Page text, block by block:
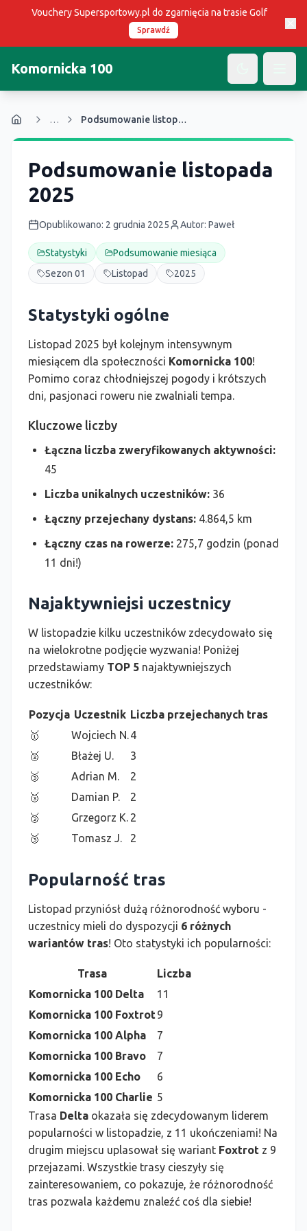
Vouchery Supersportowy.pl do zgarnięcia na trasie Golf
Sprawdź
Komornicka 100
… Podsumowanie listopada 2025
Podsumowanie listopada
2025
Opublikowano: 2 grudnia 2025 Autor: Paweł
Statystyki
Podsumowanie miesiąca
Sezon 01
Listopad 2025
Statystyki ogólne
Listopad 2025 był kolejnym intensywnym
miesiącem dla społeczności Komornicka 100!
Pomimo coraz chłodniejszej pogody i krótszych
dni, pasjonaci roweru nie zwalniali tempa.
Kluczowe liczby
Łączna liczba zweryfikowanych aktywności:
45
Liczba unikalnych uczestników: 36
Łączny przejechany dystans: 4.864,5 km
Łączny czas na rowerze: 275,7 godzin (ponad
11 dni!)
Najaktywniejsi uczestnicy
W listopadzie kilku uczestników zdecydowało się
na wielokrotne podjęcie wyzwania! Poniżej
przedstawiamy TOP 5 najaktywniejszych
uczestników:
Pozycja Uczestnik Liczba przejechanych tras
🥇
Wojciech N.4
🥈
Błażej U.
3
🥉
Adrian M.
2
🥉
Damian P.
2
🥉
Grzegorz K. 2
🥉
Tomasz J. 2
Popularność tras
Listopad przyniósł dużą różnorodność wyboru -
uczestnicy mieli do dyspozycji 6 różnych
wariantów tras! Oto statystyki ich popularności:
Trasa
Liczba
Komornicka 100 Delta
11
Komornicka 100 Foxtrot9
Komornicka 100 Alpha
7
Komornicka 100 Bravo
7
Komornicka 100 Echo
6
Komornicka 100 Charlie 5
Trasa Delta okazała się zdecydowanym liderem
popularności w listopadzie, z 11 ukończeniami! Na
drugim miejscu uplasował się wariant Foxtrot z 9
przejazami. Wszystkie trasy cieszyły się
zainteresowaniem, co pokazuje, że różnorodność
tras pozwala każdemu znaleźć coś dla siebie!